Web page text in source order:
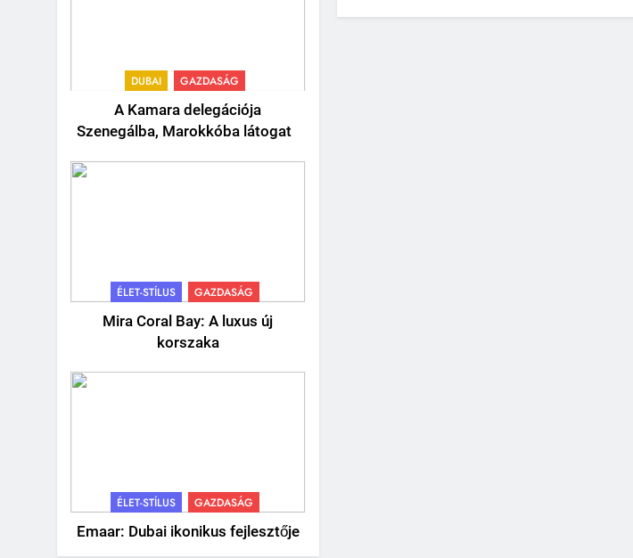
DUBAI GAZDASÁG
A Kamara delegációja
Szenegálba, Marokkóba látogat
ÉLET-STÍLUS GAZDASÁG
Mira Coral Bay: A luxus új
korszaka
ÉLET-STÍLUS GAZDASÁG
Emaar: Dubai ikonikus fejlesztője